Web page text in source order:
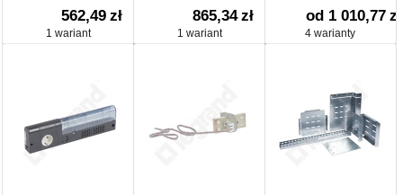
562,49 zł
1 wariant
865,34 zł
1 wariant
od 1 010,77 zł
4 warianty